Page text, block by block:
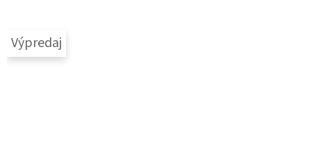
Výpredaj